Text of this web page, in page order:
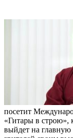
посетит
«Гитары в строю»,
выйдет на главную